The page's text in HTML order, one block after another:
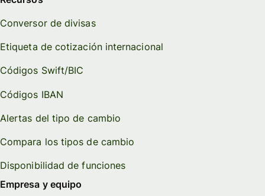
Conversor de divisas
Etiqueta de cotización internacional
Códigos Swift/BIC
Códigos IBAN
Alertas del tipo de cambio
Compara los tipos de cambio
Disponibilidad de funciones
Empresa y equipo